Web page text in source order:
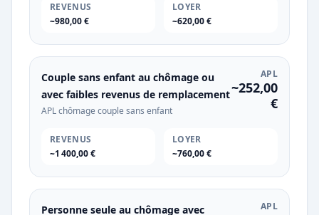
REVENUS
~980,00 €
LOYER
~620,00 €
Couple sans enfant au chômage ou
avec faibles revenus de remplacement
APL chômage couple sans enfant
APL
~252,00
€
REVENUS
~1 400,00 €
LOYER
~760,00 €
Personne seule au chômage avec
APL